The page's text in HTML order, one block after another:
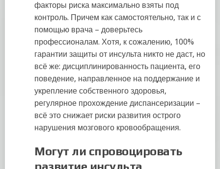
факторы риска максимально взяты под
контроль. Причем как самостоятельно, так и с
помощью врача – доверьтесь
профессионалам. Хотя, к сожалению, 100%
гарантии защиты от инсульта никто не даст, но
всё же: дисциплинированность пациента, его
поведение, направленное на поддержание и
укрепление собственного здоровья,
регулярное прохождение диспансеризации –
всё это снижает риски развития острого
нарушения мозгового кровообращения.
Могут ли спровоцировать